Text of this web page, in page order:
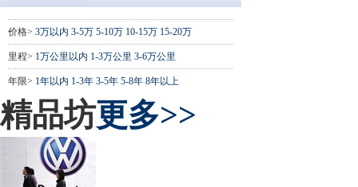
价格> 3万以内 3-5万 5-10万 10-15万 15-20万
里程> 1万公里以内 1-3万公里 3-6万公里
年限> 1年以内 1-3年 3-5年 5-8年 8年以上
精品坊更多>>